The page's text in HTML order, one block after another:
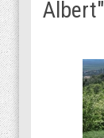
Albert"